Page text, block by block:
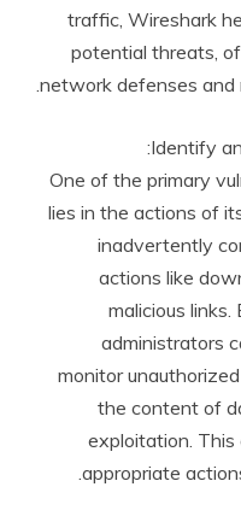
traffic, Wireshark
potential threats,
network defenses and
Identify
One of the primary
lies in the actions of
inadvertently
actions like
malicious
administrators
monitor
the content of
exploitation.
appropriate